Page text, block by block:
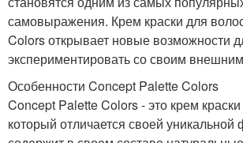
самовыражения. Крем краски для
Colors открывает новые возможности
экспериментировать со своим
Особенности Concept Palette Colors
Concept Palette Colors - это крем
который отличается своей